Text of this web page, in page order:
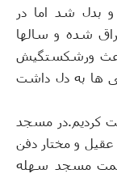
بدل شد اما در
شده و سالها
ورشکستگیش
ها به دل داشت
کردیم.در مسجد
و مختار دفن
سمت مسجد سهله